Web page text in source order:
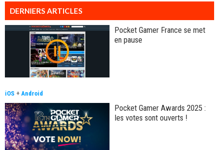
DERNIERS ARTICLES
Pocket Gamer France se met
en pause
iOS + Android
Pocket Gamer Awards 2025 :
les votes sont ouverts !